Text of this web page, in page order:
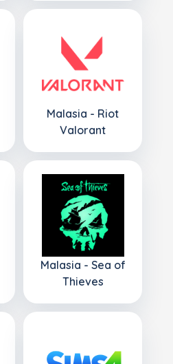
Malasia - Riot
Valorant
Malasia - Sea of
Thieves